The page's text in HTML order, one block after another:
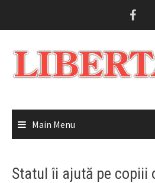
Main Menu
Statul îi ajută pe copiii